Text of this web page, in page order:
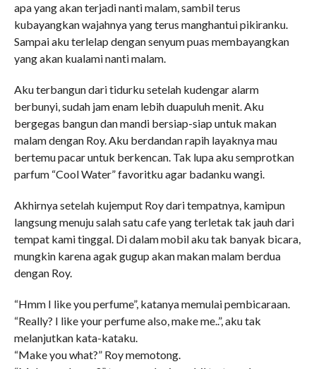
apa yang akan terjadi nanti malam, sambil terus
kubayangkan wajahnya yang terus manghantui pikiranku.
Sampai aku terlelap dengan senyum puas membayangkan
yang akan kualami nanti malam.
Aku terbangun dari tidurku setelah kudengar alarm
berbunyi, sudah jam enam lebih duapuluh menit. Aku
bergegas bangun dan mandi bersiap-siap untuk makan
malam dengan Roy. Aku berdandan rapih layaknya mau
bertemu pacar untuk berkencan. Tak lupa aku semprotkan
parfum “Cool Water” favoritku agar badanku wangi.
Akhirnya setelah kujemput Roy dari tempatnya, kamipun
langsung menuju salah satu cafe yang terletak tak jauh dari
tempat kami tinggal. Di dalam mobil aku tak banyak bicara,
mungkin karena agak gugup akan makan malam berdua
dengan Roy.
“Hmm I like you perfume”, katanya memulai pembicaraan.
“Really? I like your perfume also, make me..”, aku tak
melanjutkan kata-kataku.
“Make you what?” Roy memotong.